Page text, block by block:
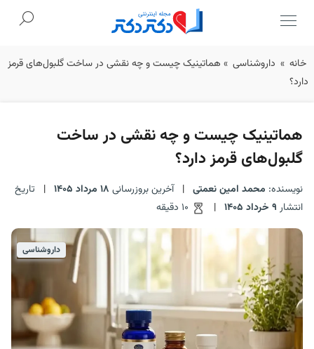
Skip
to
خانه » داروشناسی » هماتینیک چیست و چه نقشی در ساخت گلبول‌های قرمز
دارد؟
هماتینیک چیست و چه نقشی در ساخت
گلبول‌های قرمز دارد؟
نویسنده: محمد امین نعمتی | آخرین بروزرسانی 18 مرداد 1405 |
تاریخ
انتشار 9 خرداد 1405 |
داروشناسی